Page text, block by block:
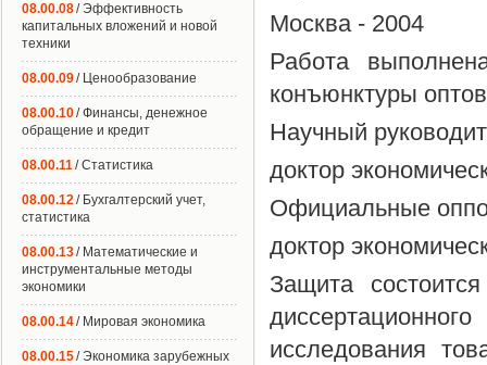
Москва - 2004
Работа
конъюнктуры
Научный
доктор
Официальные
доктор
Защита
исследования
08.00.08/ Эффективность
капитальных вложений и новой
техники
08.00.09/ Ценообразование
08.00.10/ Финансы, денежное
обращение и кредит
08.00.11/ Статистика
08.00.12/ Бухгалтерский учет,
статистика
08.00.13/ Математические и
инструментальные методы
экономики
08.00.14/ Мировая экономика
08.00.15/ Экономика зарубежных